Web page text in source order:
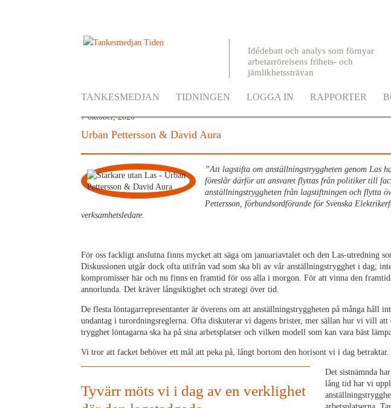
Idédebatt och analys som förnyar
arbetarrörelsens frihets- och
jämlikhetssträvan
TANKESMEDJAN TIDNINGEN LOGGA IN RAPPORTER
Starkare utan Las
7 oktober, 2020
Urban Pettersson & David Aura
”Att lagstifta om anställningstryggheten genom Las
föreslår därför att ansvaret flyttas från politiker till
anställningstryggheten från lagstiftningen och flytta
Pettersson, förbundsordförande för Svenska
verksamhetsledare.
För oss fackligt anslutna finns mycket att säga om januariavtalet och den Las-utredning
Diskussionen utgår dock ofta utifrån vad som ska bli av vår anställningstrygghet i dag;
kompromisser här och nu finns en framtid för oss alla i morgon. För att vinna den
annorlunda. Det kräver långsiktighet och strategi över tid.
De flesta löntagarrepresentanter är överens om att anställningstryggheten på många
undantag i turordningsreglerna. Ofta diskuterar vi dagens brister, mer sällan hur vi vill
trygghet löntagarna ska ha på sina arbetsplatser och vilken modell som kan vara bäst
Vi tror att facket behöver ett mål att peka på, långt bortom den horisont vi i dag betraktar.
Tyvärr möts vi i dag av en verklighet
Det sistnämnda
lång tid har vi